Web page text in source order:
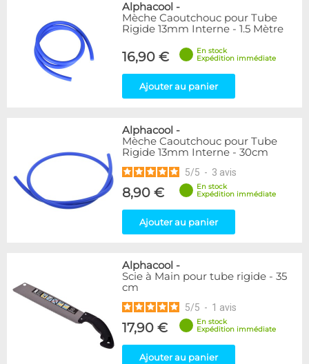
Alphacool -
Mèche Caoutchouc pour Tube
Rigide 13mm Interne - 1.5 Mètre
16,90 €
En stock
Expédition immédiate
Ajouter au panier
Alphacool -
Mèche Caoutchouc pour Tube
Rigide 13mm Interne - 30cm
5/5 - 3 avis
8,90 €
En stock
Expédition immédiate
Ajouter au panier
Alphacool -
Scie à Main pour tube rigide - 35
cm
5/5 - 1 avis
17,90 €
En stock
Expédition immédiate
Ajouter au panier